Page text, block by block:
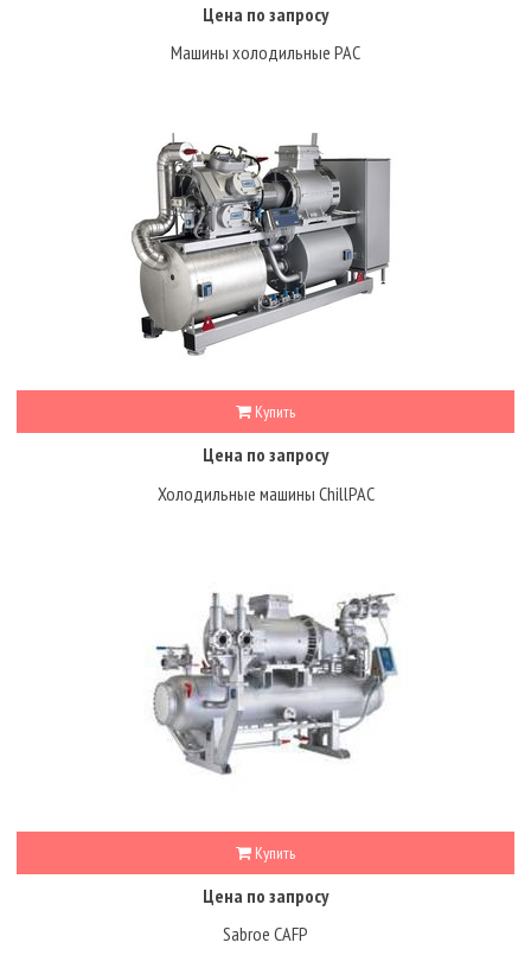
Цена по запросу
Машины холодильные PAC
Купить
Цена по запросу
Холодильные машины ChillPAC
Купить
Цена по запросу
Sabroe CAFP